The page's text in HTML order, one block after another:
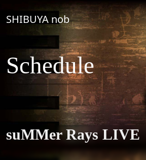
コンテンツへスキップ
メインナビゲーション
SHIBUYA nob
Schedule
suMMer Rays LIVE